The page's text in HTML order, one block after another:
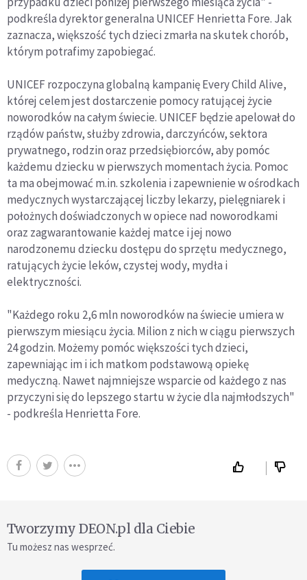
podkreśla dyrektor generalna UNICEF Henrietta Fore. Jak
zaznacza, większość tych dzieci zmarła na skutek chorób,
którym potrafimy zapobiegać.
UNICEF rozpoczyna globalną kampanię Every Child Alive,
której celem jest dostarczenie pomocy ratującej życie
noworodków na całym świecie. UNICEF będzie apelował do
rządów państw, służby zdrowia, darczyńców, sektora
prywatnego, rodzin oraz przedsiębiorców, aby pomóc
każdemu dziecku w pierwszych momentach życia. Pomoc
ta ma obejmować m.in. szkolenia i zapewnienie w ośrodkach
medycznych wystarczającej liczby lekarzy, pielęgniarek i
położnych doświadczonych w opiece nad noworodkami
oraz zagwarantowanie każdej matce i jej nowo
narodzonemu dziecku dostępu do sprzętu medycznego,
ratujących życie leków, czystej wody, mydła i
elektryczności.
"Każdego roku 2,6 mln noworodków na świecie umiera w
pierwszym miesiącu życia. Milion z nich w ciągu pierwszych
24 godzin. Możemy pomóc większości tych dzieci,
zapewniając im i ich matkom podstawową opiekę
medyczną. Nawet najmniejsze wsparcie od każdego z nas
przyczyni się do lepszego startu w życie dla najmłodszych"
- podkreśla Henrietta Fore.
Tworzymy DEON.pl dla Ciebie
Tu możesz nas wesprzeć.